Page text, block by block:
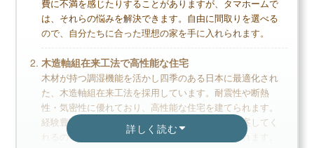
カタログを一括で取り寄せる
家のイメージづくりから始めよう
アイダ設計の読まれている記事
▶ アイダ設計評判は？建てた人に聞きました
詳しく読む
費に不満を感じたりすることがありますが、タマホームで
は、それらの悩みを解決できます。自由に間取りを選べる
ので、自分たちに合った理想の家を手に入れられます。
木造軸組在来工法で高性能な住宅
木材が持つ調湿機能を活かし四季のある日本に最適化され
た、木造軸組在来工法を採用しています。耐震性や断熱
性・気密性に優れており、高性能な住宅を建てられます。
経験豊富なスタッフが最適なデザインプランを提案してく
れるので、初めての家づくりでも安心して任せられます。